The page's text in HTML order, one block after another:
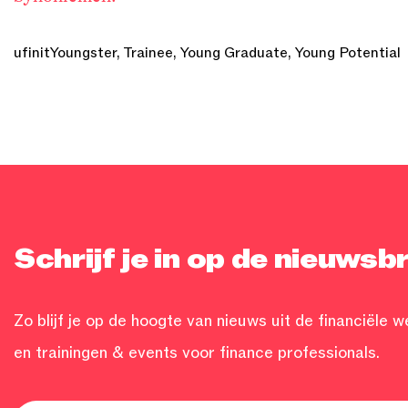
ufinitYoungster, Trainee, Young Graduate, Young Potential
Schrijf je in op de
Zo blijf je op de hoogte van nieuws uit de financiële
en trainingen & events voor finance professionals.